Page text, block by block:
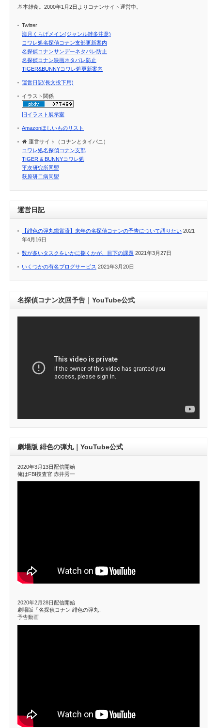
基本雑食。2000年1月2日よりコナンサイト運営中。
Twitter
海月くらげメイン(ジャンル雑多注意)
コワレ処名探偵コナン支部更新案内
名探偵コナンサンデーネタバレ防止
名探偵コナン映画ネタバレ防止
TIGER&BUNNYコワレ処更新案内
運営日記(長文投下用)
イラスト関係
旧イラスト展示室
Amazonほしいものリスト
運営サイト（コナンとタイバニ）
コワレ処名探偵コナン支部
TIGER & BUNNYコワレ処
平次研究所同盟
萩原研二病同盟
運営日記
【緋色の弾丸鑑賞済】来年の名探偵コナンの予告について語りたい 2021
年4月16日
数が多いタスクをいかに捌くかが、目下の課題 2021年3月27日
いくつかの有名ブログサービス 2021年3月20日
名探偵コナン次回予告｜YouTube公式
劇場版 緋色の弾丸｜YouTube公式
2020年3月13日配信開始
俺はFBI捜査官 赤井秀一
2020年2月28日配信開始
劇場版「名探偵コナン 緋色の弾丸」
予告動画